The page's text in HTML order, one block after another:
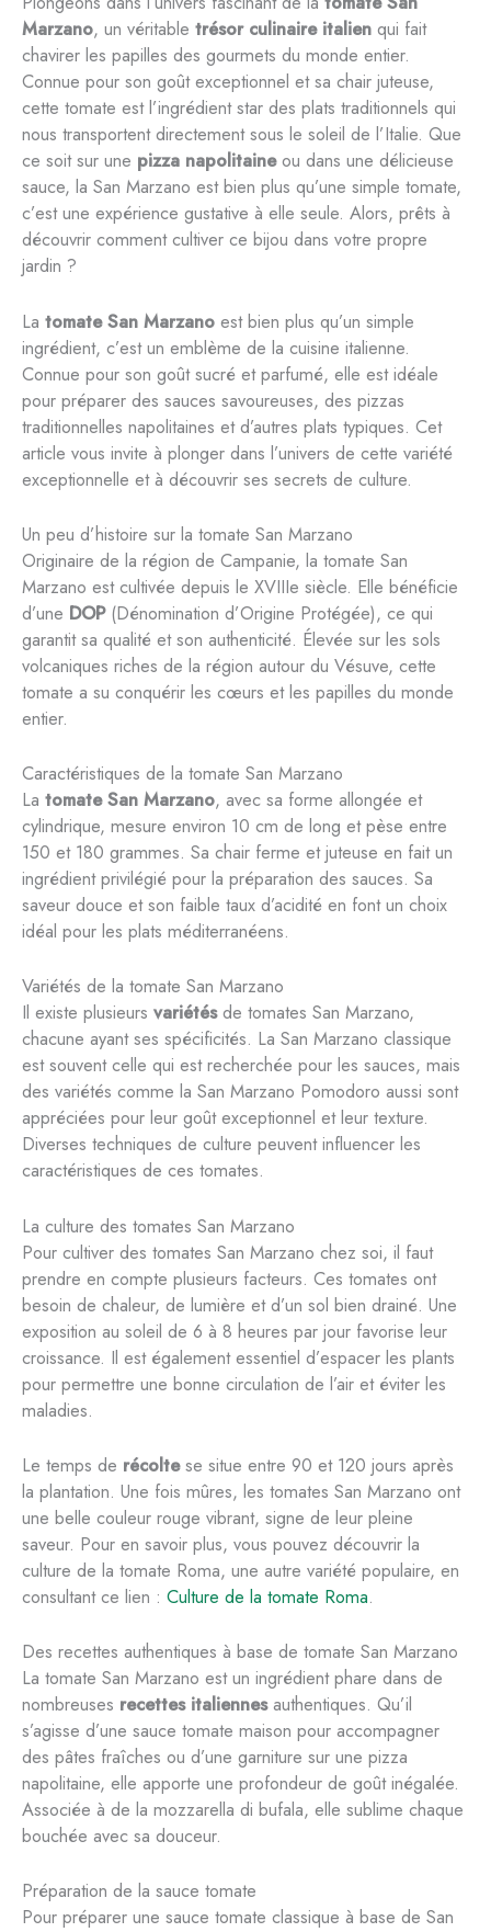
Marzano, un véritable trésor culinaire italien qui fait
chavirer les papilles des gourmets du monde entier.
Connue pour son goût exceptionnel et sa chair juteuse,
cette tomate est l’ingrédient star des plats traditionnels qui
nous transportent directement sous le soleil de l’Italie. Que
ce soit sur une pizza napolitaineou dans une délicieuse
sauce, la San Marzano est bien plus qu’une simple tomate,
c’est une expérience gustative à elle seule. Alors, prêts à
découvrir comment cultiver ce bijou dans votre propre
jardin ?
La tomate San Marzano est bien plus qu’un simple
ingrédient, c’est un emblème de la cuisine italienne.
Connue pour son goût sucré et parfumé, elle est idéale
pour préparer des sauces savoureuses, des pizzas
traditionnelles napolitaines et d’autres plats typiques. Cet
article vous invite à plonger dans l’univers de cette variété
exceptionnelle et à découvrir ses secrets de culture.
Un peu d’histoire sur la tomate San Marzano
Originaire de la région de Campanie, la tomate San
Marzano est cultivée depuis le XVIIIe siècle. Elle bénéficie
d’une DOP(Dénomination d’Origine Protégée), ce qui
garantit sa qualité et son authenticité. Élevée sur les sols
volcaniques riches de la région autour du Vésuve, cette
tomate a su conquérir les cœurs et les papilles du monde
entier.
Caractéristiques de la tomate San Marzano
La tomate San Marzano, avec sa forme allongée et
cylindrique, mesure environ 10 cm de long et pèse entre
150 et 180 grammes. Sa chair ferme et juteuse en fait un
ingrédient privilégié pour la préparation des sauces. Sa
saveur douce et son faible taux d’acidité en font un choix
idéal pour les plats méditerranéens.
Variétés de la tomate San Marzano
Il existe plusieurs variétésde tomates San Marzano,
chacune ayant ses spécificités. La San Marzano classique
est souvent celle qui est recherchée pour les sauces, mais
des variétés comme la San Marzano Pomodoro aussi sont
appréciées pour leur goût exceptionnel et leur texture.
Diverses techniques de culture peuvent influencer les
caractéristiques de ces tomates.
La culture des tomates San Marzano
Pour cultiver des tomates San Marzano chez soi, il faut
prendre en compte plusieurs facteurs. Ces tomates ont
besoin de chaleur, de lumière et d’un sol bien drainé. Une
exposition au soleil de 6 à 8 heures par jour favorise leur
croissance. Il est également essentiel d’espacer les plants
pour permettre une bonne circulation de l’air et éviter les
maladies.
Le temps de récoltese situe entre 90 et 120 jours après
la plantation. Une fois mûres, les tomates San Marzano ont
une belle couleur rouge vibrant, signe de leur pleine
saveur. Pour en savoir plus, vous pouvez découvrir la
culture de la tomate Roma, une autre variété populaire, en
consultant ce lien : Culture de la tomate Roma.
Des recettes authentiques à base de tomate San Marzano
La tomate San Marzano est un ingrédient phare dans de
nombreuses recettes italiennesauthentiques. Qu’il
s’agisse d’une sauce tomate maison pour accompagner
des pâtes fraîches ou d’une garniture sur une pizza
napolitaine, elle apporte une profondeur de goût inégalée.
Associée à de la mozzarella di bufala, elle sublime chaque
bouchée avec sa douceur.
Préparation de la sauce tomate
Pour préparer une sauce tomate classique à base de San